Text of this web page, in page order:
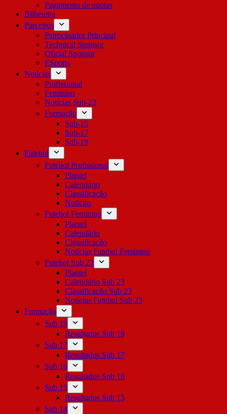
Pagamento de quotas
Bilheteira
Parceiros
Patrocinador Principal
Technical Sponsor
Oficial Sponsor
ESports
Notícias
Profissional
Feminino
Notícias Sub-23
Formação
Sub-15
Sub-17
Sub-19
Futebol
Futebol Profissional
Plantel
Calendário
Classificação
Notícias
Futebol Feminino
Plantel
Calendário
Classificação
Notícias Futebol Feminino
Futebol Sub 23
Plantel
Calendário Sub 23
Classificação Sub 23
Notícias Futebol Sub 23
Formação
Sub 19
Resultados Sub 19
Sub 17
Resultados Sub 17
Sub 16
Resultados Sub 16
Sub 15
Resultados Sub 15
Sub 14